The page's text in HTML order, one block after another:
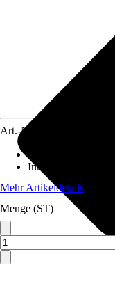
Art.-Nr.
Inhalt
Mehr Artikeldetails
Menge (ST)